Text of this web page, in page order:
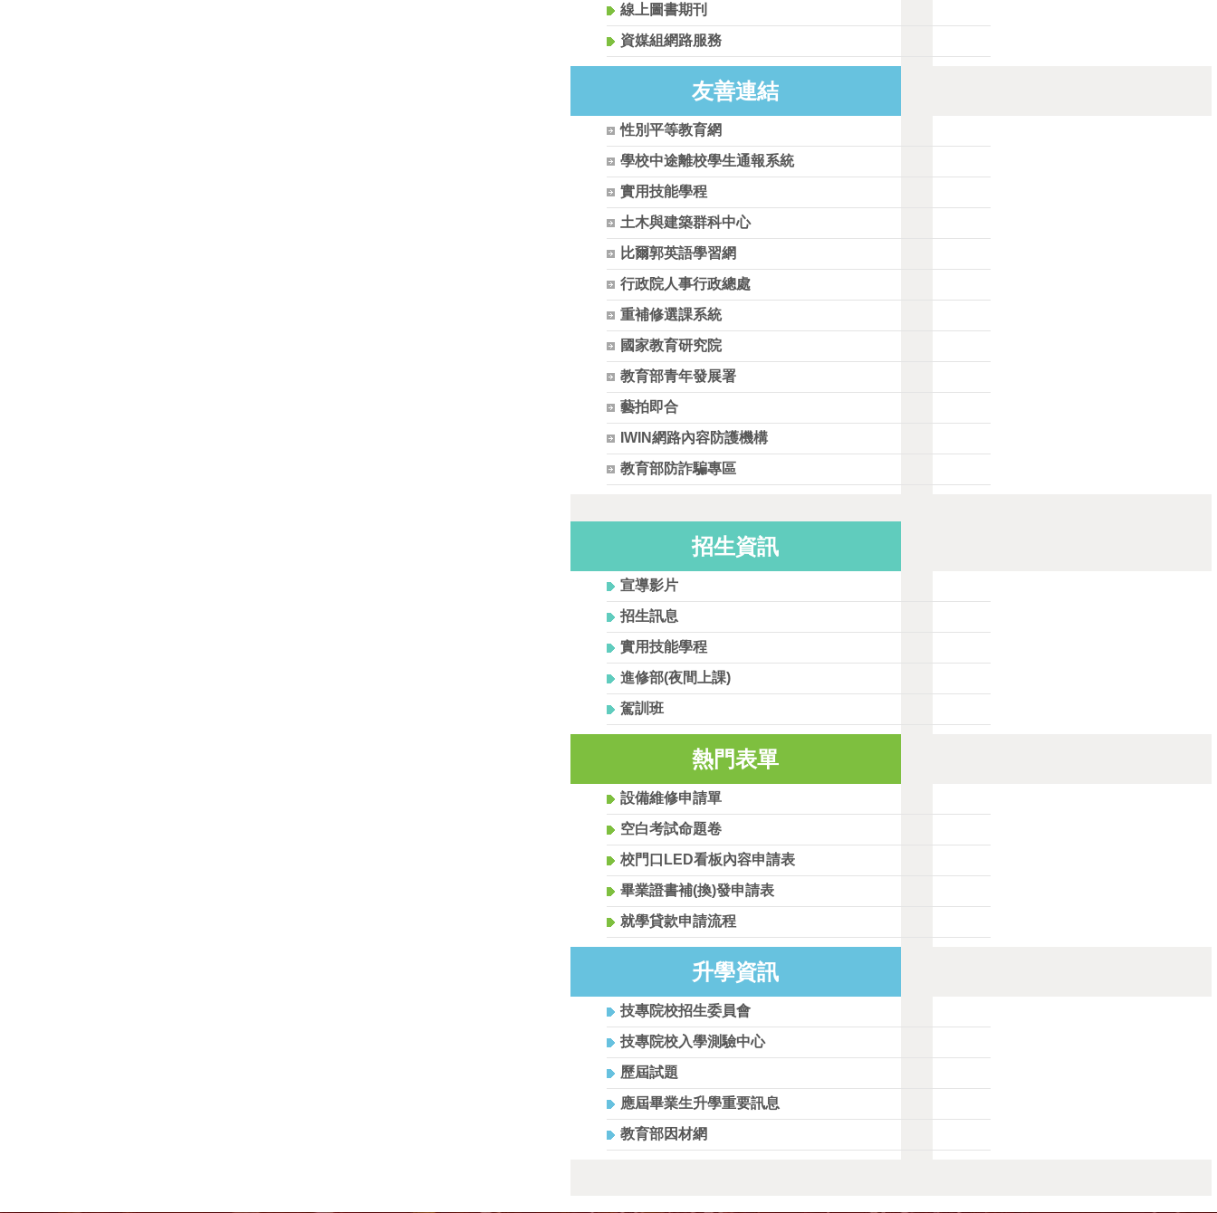
線上圖書期刊
資媒組網路服務
友善連結
性別平等教育網
學校中途離校學生通報系統
實用技能學程
土木與建築群科中心
比爾郭英語學習網
行政院人事行政總處
重補修選課系統
國家教育研究院
教育部青年發展署
藝拍即合
IWIN網路內容防護機構
教育部防詐騙專區
招生資訊
宣導影片
招生訊息
實用技能學程
進修部(夜間上課)
駕訓班
熱門表單
設備維修申請單
空白考試命題卷
校門口LED看板內容申請表
畢業證書補(換)發申請表
就學貸款申請流程
升學資訊
技專院校招生委員會
技專院校入學測驗中心
歷屆試題
應屆畢業生升學重要訊息
教育部因材網